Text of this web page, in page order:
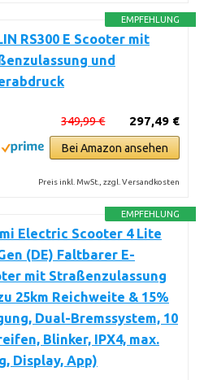
EMPFEHLUNG
RS300 E Scooter mit
und
297,49 €
349,99 €
Bei Amazon ansehen
Preis inkl. MwSt., zzgl. Versandkosten
EMPFEHLUNG
Electric Scooter 4 Lite
(DE) Faltbarer E-
mit Straßenzulassung
25km Reichweite & 15%
Dual-Bremssystem, 10
Blinker, IPX4, max.
Display, App)